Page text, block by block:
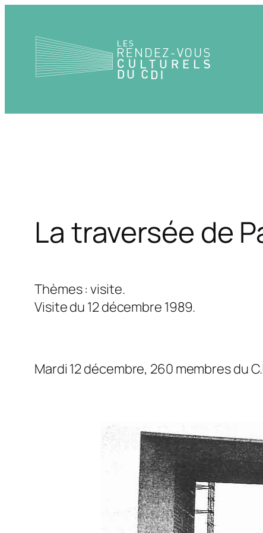
contenu
La traversée de
Thèmes : visite.
Visite du 12 décembre 1989.
Mardi 12 décembre, 260 membres du